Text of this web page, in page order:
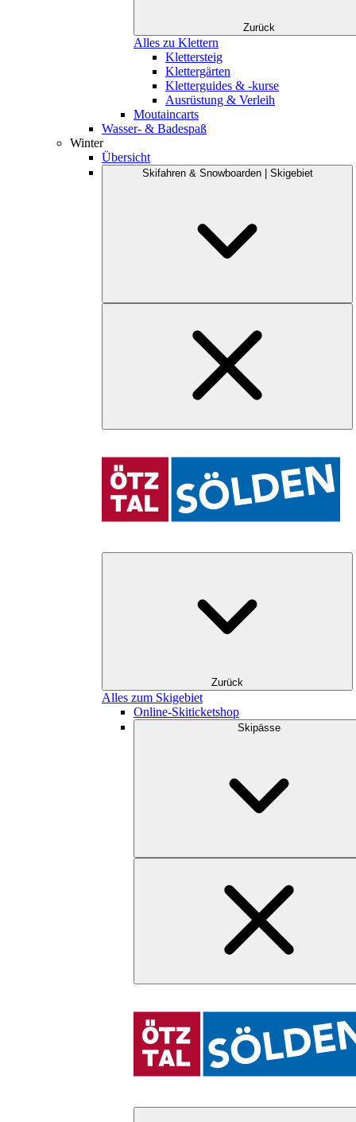
Zurück
Alles zu Klettern
Klettersteig
Klettergärten
Kletterguides & -kurse
Ausrüstung & Verleih
Moutaincarts
Wasser- & Badespaß
Winter
Übersicht
Skifahren & Snowboarden | Skigebiet
Zurück
Alles zum Skigebiet
Online-Skiticketshop
Skipässe